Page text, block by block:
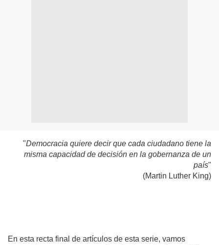
"Democracia quiere decir que cada ciudadano tiene la
misma capacidad de decisión en la gobernanza de un
país"
(Martin Luther King)
En esta recta final de artículos de esta serie, vamos